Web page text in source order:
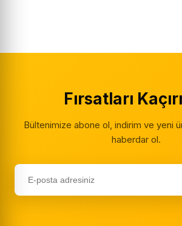
Fırsatları
Bültenimize abone ol, indirim ve yeni
haberdar ol.